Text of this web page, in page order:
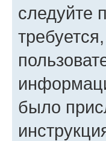
следуйте
было